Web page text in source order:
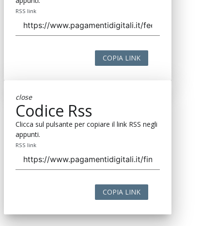
RSS link
COPIA LINK
close
Codice Rss
Clicca sul pulsante per copiare il link RSS negli
appunti.
RSS link
COPIA LINK